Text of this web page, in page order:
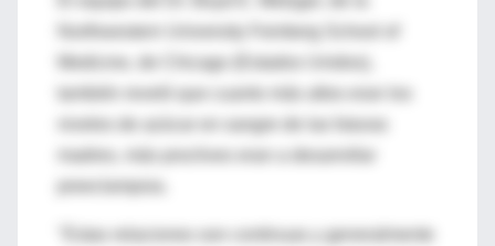
Medicine, de Chicago (Estados Unidos),
niveles de azúcar en sangre de las futuras
"Estas relaciones son continuas y generalmente